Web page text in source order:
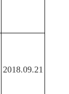
2018.09.21